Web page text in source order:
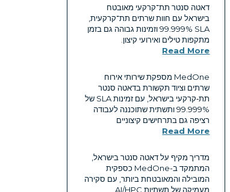
דאטה סנטר תת־קרקעי מאובטח
בישראל עם חוות שרתים תת־קרקעית,
SLA ‏99.999% וזמינות גבוהה גם בזמן
מתקפות טילים ואירועי קיצון.
Read More
MedOne מספקת שירותי אירוח
שרתים וציוד תקשורת בדאטה סנטר
תת‑קרקעי בישראל, עם זמינות SLA של
99.999% ותשתית שתוכננה לעבודה
רציפה גם בתרחישים קיצוניים
Read More
מדריך מקיף על דאטה סנטר בישראל,
המתמקד ב-MedOne כספקית
המובילה והמאובטחת ביותר, עם סקירה
מעמיקה של תשתיות AI/HPC,